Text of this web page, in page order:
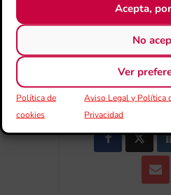
Acepta,
No
Ver
Política de
cookies
Aviso Legal y Política
Privacidad
COMPARTIR